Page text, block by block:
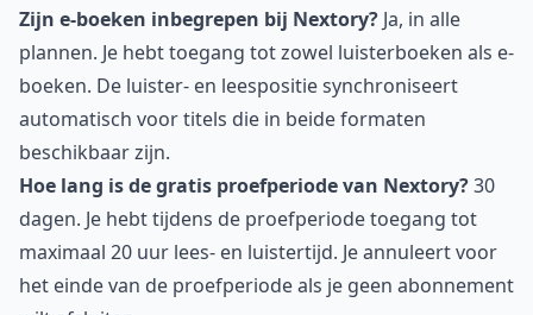
Zijn e-boeken inbegrepen bij Nextory? Ja, in alle
plannen. Je hebt toegang tot zowel luisterboeken als e-
boeken. De luister- en leespositie synchroniseert
automatisch voor titels die in beide formaten
beschikbaar zijn.
Hoe lang is de gratis proefperiode van Nextory?30
dagen. Je hebt tijdens de proefperiode toegang tot
maximaal 20 uur lees- en luistertijd. Je annuleert voor
het einde van de proefperiode als je geen abonnement